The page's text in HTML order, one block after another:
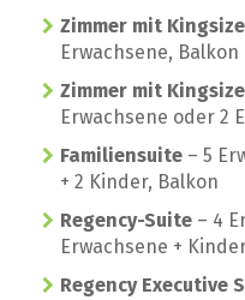
Zimmer mit
Erwachsene, Balkon
Zimmer mit
Erwachsene oder 2
Familiensuite – 5
+ 2 Kinder, Balkon
Regency-Suite – 4
Erwachsene +
Regency Executive